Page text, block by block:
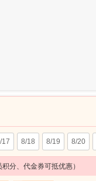
17 8/18 8/19 8/20
分、代金券可抵优惠）